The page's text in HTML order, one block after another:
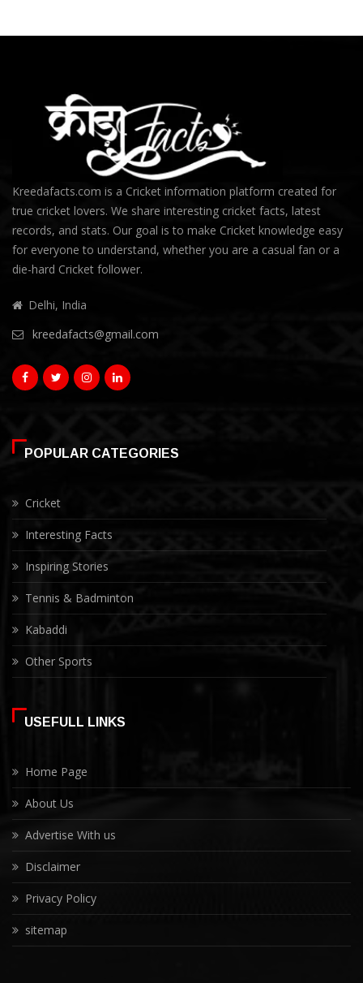
Kreedafacts.com is a Cricket information platform created for
true cricket lovers. We share interesting cricket facts, latest
records, and stats. Our goal is to make Cricket knowledge easy
for everyone to understand, whether you are a casual fan or a
die-hard Cricket follower.
Delhi, India
kreedafacts@gmail.com
POPULAR CATEGORIES
Cricket
Interesting Facts
Inspiring Stories
Tennis & Badminton
Kabaddi
Other Sports
USEFULL LINKS
Home Page
About Us
Advertise With us
Disclaimer
Privacy Policy
sitemap